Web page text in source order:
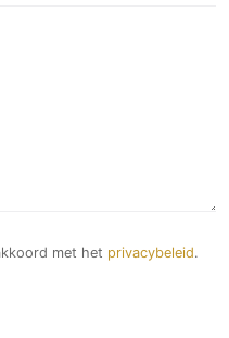
met het privacybeleid.